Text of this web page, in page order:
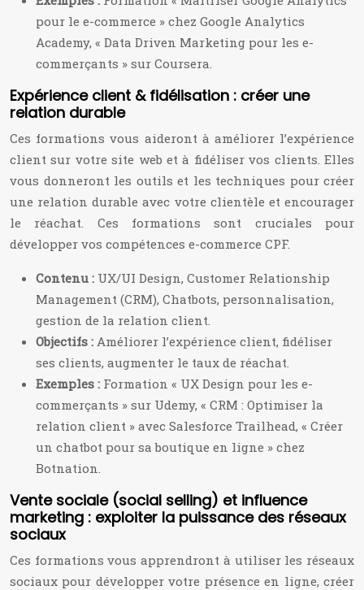
pour le e-commerce » chez Google Analytics
Academy, « Data Driven Marketing pour les e-
commerçants » sur Coursera.
Expérience client & fidélisation : créer une
relation durable
Ces formations vous aideront à améliorer l’expérience
client sur votre site web et à fidéliser vos clients. Elles
vous donneront les outils et les techniques pour créer
une relation durable avec votre clientèle et encourager
le réachat. Ces formations sont cruciales pour
développer vos compétences e-commerce CPF.
Contenu : UX/UI Design, Customer Relationship
Management (CRM), Chatbots, personnalisation,
gestion de la relation client.
Objectifs : Améliorer l’expérience client, fidéliser
ses clients, augmenter le taux de réachat.
Exemples : Formation « UX Design pour les e-
commerçants » sur Udemy, « CRM : Optimiser la
relation client » avec Salesforce Trailhead, « Créer
un chatbot pour sa boutique en ligne » chez
Botnation.
Vente sociale (social selling) et influence
marketing : exploiter la puissance des réseaux
sociaux
Ces formations vous apprendront à utiliser les réseaux
sociaux pour développer votre présence en ligne, créer